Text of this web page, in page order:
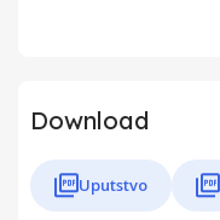
Download
Uputstvo